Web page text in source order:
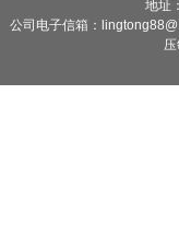
地址
公司电子信箱：